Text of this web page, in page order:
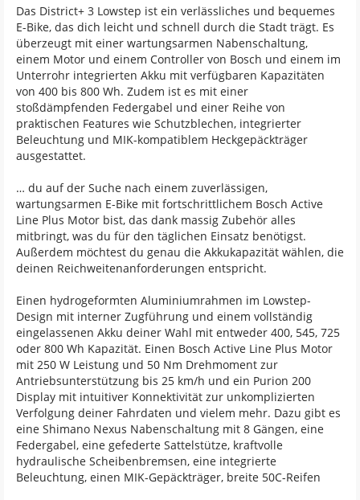
Das District+ 3 Lowstep ist ein verlässliches und bequemes
E-Bike, das dich leicht und schnell durch die Stadt trägt. Es
überzeugt mit einer wartungsarmen Nabenschaltung,
einem Motor und einem Controller von Bosch und einem im
Unterrohr integrierten Akku mit verfügbaren Kapazitäten
von 400 bis 800 Wh. Zudem ist es mit einer
stoßdämpfenden Federgabel und einer Reihe von
praktischen Features wie Schutzblechen, integrierter
Beleuchtung und MIK-kompatiblem Heckgepäckträger
ausgestattet.
… du auf der Suche nach einem zuverlässigen,
wartungsarmen E-Bike mit fortschrittlichem Bosch Active
Line Plus Motor bist, das dank massig Zubehör alles
mitbringt, was du für den täglichen Einsatz benötigst.
Außerdem möchtest du genau die Akkukapazität wählen, die
deinen Reichweitenanforderungen entspricht.
Einen hydrogeformten Aluminiumrahmen im Lowstep-
Design mit interner Zugführung und einem vollständig
eingelassenen Akku deiner Wahl mit entweder 400, 545, 725
oder 800 Wh Kapazität. Einen Bosch Active Line Plus Motor
mit 250 W Leistung und 50 Nm Drehmoment zur
Antriebsunterstützung bis 25 km/h und ein Purion 200
Display mit intuitiver Konnektivität zur unkomplizierten
Verfolgung deiner Fahrdaten und vielem mehr. Dazu gibt es
eine Shimano Nexus Nabenschaltung mit 8 Gängen, eine
Federgabel, eine gefederte Sattelstütze, kraftvolle
hydraulische Scheibenbremsen, eine integrierte
Beleuchtung, einen MIK-Gepäckträger, breite 50C-Reifen